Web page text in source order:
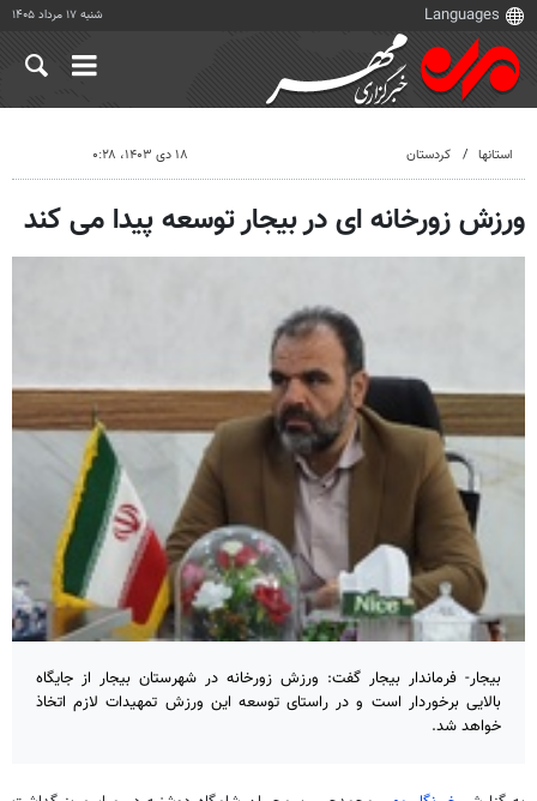
شنبه ۱۷ مرداد ۱۴۰۵
استانها کردستان ۱۸ دی ۱۴۰۳، ۰:۲۸
ورزش زورخانه ای در بیجار توسعه پیدا می کند
بیجار- فرماندار بیجار گفت: ورزش زورخانه در شهرستان بیجار از جایگاه
بالایی برخوردار است و در راستای توسعه این ورزش تمهیدات لازم اتخاذ
خواهد شد.